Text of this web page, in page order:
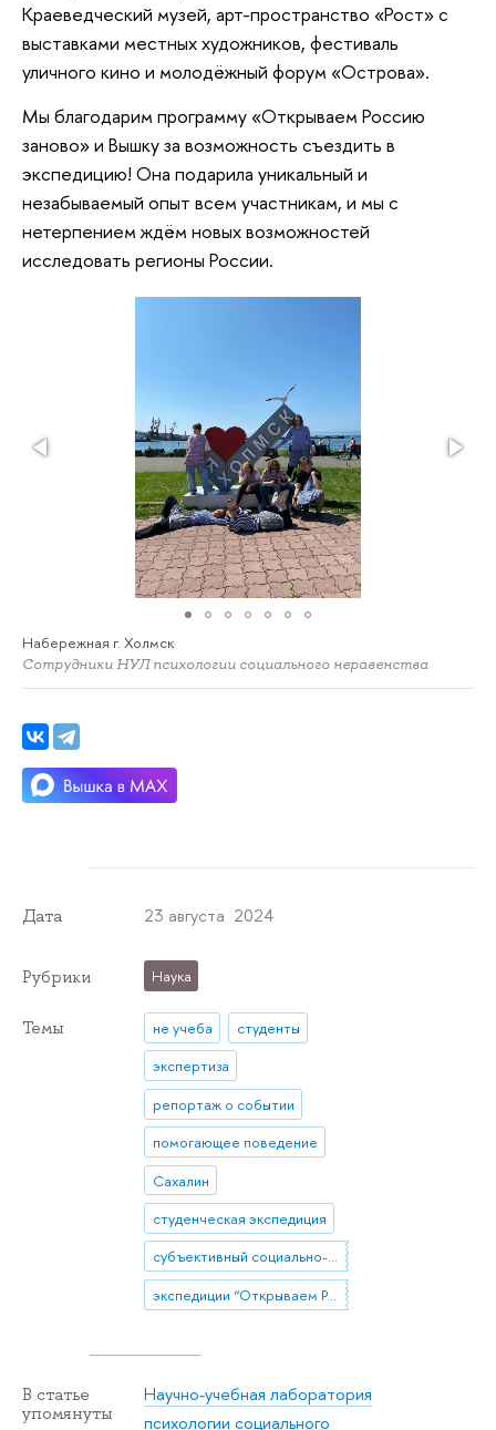
Краеведческий музей, арт-пространство «Рост» с
выставками местных художников, фестиваль
уличного кино и молодёжный форум «Острова».
Мы благодарим программу «Открываем Россию
заново» и Вышку за возможность съездить в
экспедицию! Она подарила уникальный и
незабываемый опыт всем участникам, и мы с
нетерпением ждём новых возможностей
исследовать регионы России.
Набережная г. Холмск
Сотрудники НУЛ психологии социального неравенства
Дата 23 августа 2024
Рубрики Наука
Темы не учеба
студенты
экспертиза
репортаж о событии
помогающее поведение
Сахалин
студенческая экспедиция
субъективный социально-экономический статус
экспедиции “Открываем Россию заново”
В статье
упомянуты
Научно-учебная лаборатория
психологии социального